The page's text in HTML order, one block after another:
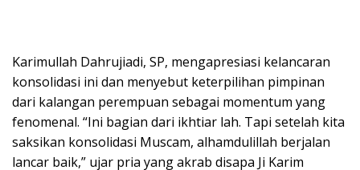
Karimullah Dahrujiadi, SP, mengapresiasi kelancaran
konsolidasi ini dan menyebut keterpilihan pimpinan
dari kalangan perempuan sebagai momentum yang
fenomenal. “Ini bagian dari ikhtiar lah. Tapi setelah kita
saksikan konsolidasi Muscam, alhamdulillah berjalan
lancar baik,” ujar pria yang akrab disapa Ji Karim